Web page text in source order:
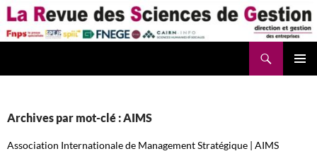
Aller
au
contenu
Archives par mot-clé : AIMS
Association Internationale de Management Stratégique | AIMS